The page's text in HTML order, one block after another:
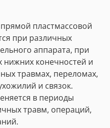
пластмассовой
при различных
аппарата, при
нижних конечностей и
травмах, переломах,
и связок.
в периоды
травм, операций,